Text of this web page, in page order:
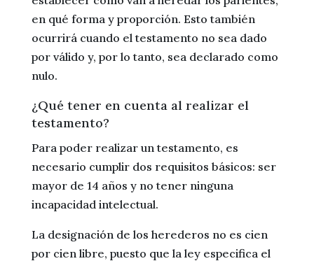
en qué forma y proporción. Esto también
ocurrirá cuando el testamento no sea dado
por válido y, por lo tanto, sea declarado como
nulo.
¿Qué tener en cuenta al realizar el
testamento?
Para poder realizar un testamento, es
necesario cumplir dos requisitos básicos: ser
mayor de 14 años y no tener ninguna
incapacidad intelectual.
La designación de los herederos no es cien
por cien libre, puesto que la ley especifica el